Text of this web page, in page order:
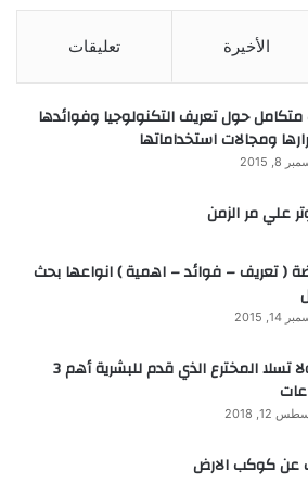
الأخيرة تعليقات
حول تعريف التكنولوجيا وفوائدها
ومجالات استخداماتها
8, 2015
علي مر الزمن
( تعريف – فوائد – اهمية ) انواعها بحث
14, 2015
نيكولا تسلا المخترع الذي قدم للبشرية أهم 3
12, 2018
عن كوكب الارض